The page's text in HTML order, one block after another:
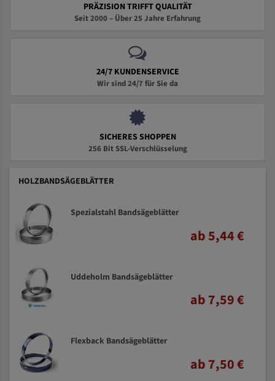
PRÄZISION TRIFFT QUALITÄT
Seit 2000 – Über 25 Jahre Erfahrung
24/7 KUNDENSERVICE
Wir sind 24/7 für Sie da
SICHERES SHOPPEN
256 Bit SSL-Verschlüsselung
HOLZBANDSÄGEBLÄTTER
Spezialstahl Bandsägeblätter
ab 5,44 €
Uddeholm Bandsägeblätter
ab 7,59 €
Flexback Bandsägeblätter
ab 7,50 €